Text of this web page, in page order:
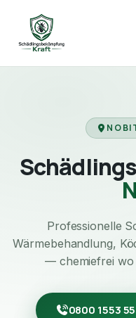
Professionelle
Wärmebehandlung,
— chemiefrei wo
0800 1553